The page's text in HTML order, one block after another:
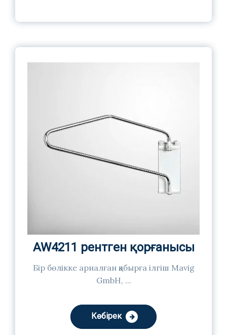
AW4211 рентген қорғанысы
Бір бөлікке арналған қабырға ілгіш Mavig
GmbH, ...
Көбірек